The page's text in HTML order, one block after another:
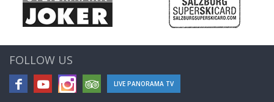
FOLLOW US
LIVE PANORAMA TV